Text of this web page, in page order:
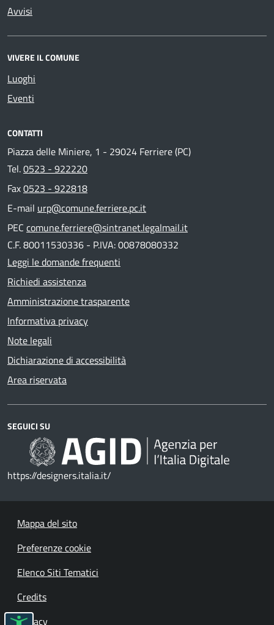
Avvisi
VIVERE IL COMUNE
Luoghi
Eventi
CONTATTI
Piazza delle Miniere, 1 - 29024 Ferriere (PC)
Tel.0523 - 922220
Fax0523 - 922818
E-mail urp@comune.ferriere.pc.it
PEC comune.ferriere@sintranet.legalmail.it
C.F. 80011530336 - P.IVA: 00878080332
Leggi le domande frequenti
Richiedi assistenza
Amministrazione trasparente
Informativa privacy
Note legali
Dichiarazione di accessibilità
Area riservata
SEGUICI SU
https://designers.italia.it/
Mappa del sito
Preferenze cookie
Elenco Siti Tematici
Credits
Privacy